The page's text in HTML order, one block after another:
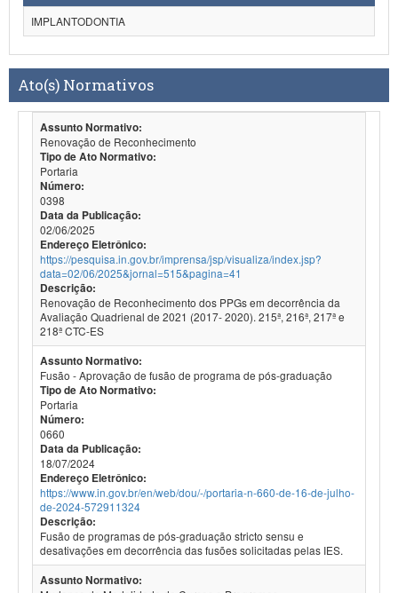
IMPLANTODONTIA
Ato(s) Normativos
Assunto Normativo:
Renovação de Reconhecimento
Tipo de Ato Normativo:
Portaria
Número:
0398
Data da Publicação:
02/06/2025
Endereço Eletrônico:
https://pesquisa.in.gov.br/imprensa/jsp/visualiza/index.jsp?
data=02/06/2025&jornal=515&pagina=41
Descrição:
Renovação de Reconhecimento dos PPGs em decorrência da
Avaliação Quadrienal de 2021 (2017- 2020). 215ª, 216ª, 217ª e
218ª CTC-ES
Assunto Normativo:
Fusão - Aprovação de fusão de programa de pós-graduação
Tipo de Ato Normativo:
Portaria
Número:
0660
Data da Publicação:
18/07/2024
Endereço Eletrônico:
https://www.in.gov.br/en/web/dou/-/portaria-n-660-de-16-de-julho-
de-2024-572911324
Descrição:
Fusão de programas de pós-graduação stricto sensu e
desativações em decorrência das fusões solicitadas pelas IES.
Assunto Normativo: